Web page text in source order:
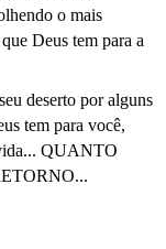
o mais
Deus tem para a
deserto por alguns
tem para você,
QUANTO